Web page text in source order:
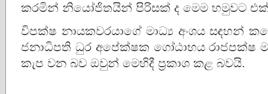
කරමින් නියෝජිතයින් පිරිසක් ද මෙම හමුවට
විපක්ෂ නායකවරයාගේ මාධ්‍ය අංශය සඳහන්
ජනාධිපති ධුර අපේක්ෂක ගෝඨාභය රාජපක්ෂ
කැප වන බව ඔවුන් මෙහිදී ප්‍රකාශ කළ බවයි.